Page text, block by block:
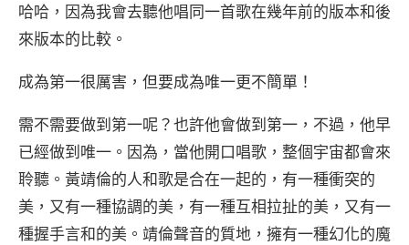
哈哈，因為我會去聽他唱同一首歌在幾年前的版本和後
來版本的比較。
成為第一很厲害，但要成為唯一更不簡單！
需不需要做到第一呢？也許他會做到第一，不過，他早
已經做到唯一。因為，當他開口唱歌，整個宇宙都會來
聆聽。黃靖倫的人和歌是合在一起的，有一種衝突的
美，又有一種協調的美，有一種互相拉扯的美，又有一
種握手言和的美。靖倫聲音的質地，擁有一種幻化的魔